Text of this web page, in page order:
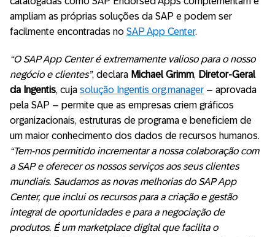
ampliam as próprias soluções da SAP e podem ser
facilmente encontradas no SAP App Center.
“O SAP App Center é extremamente valioso para o nosso
negócio e clientes”, declara Michael Grimm, Diretor-Geral
da Ingentis, cuja solução Ingentis org.manager – aprovada
pela SAP – permite que as empresas criem gráficos
organizacionais, estruturas de programa e beneficiem de
um maior conhecimento dos dados de recursos humanos.
“Tem-nos permitido incrementar a nossa colaboração com
a SAP e oferecer os nossos serviços aos seus clientes
mundiais. Saudamos as novas melhorias do SAP App
Center, que inclui os recursos para a criação e gestão
integral de oportunidades e para a negociação de
produtos. É um marketplace digital que facilita o